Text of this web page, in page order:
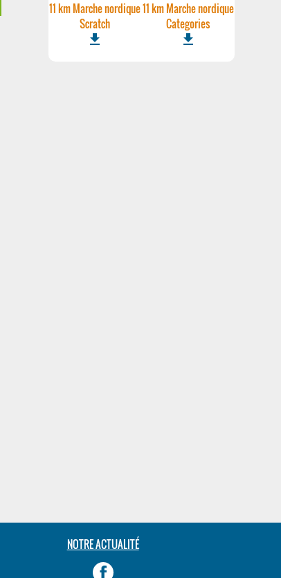
11 km Marche nordique
Scratch
file_download
11 km Marche nordique
Categories
file_download
NOTRE ACTUALITÉ